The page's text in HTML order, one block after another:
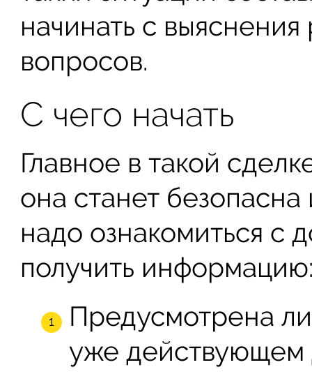
начинать с
вопросов.
С чего начать
Главное в такой
она станет
надо ознакомиться с
получить
Предусмотрена
уже действующем